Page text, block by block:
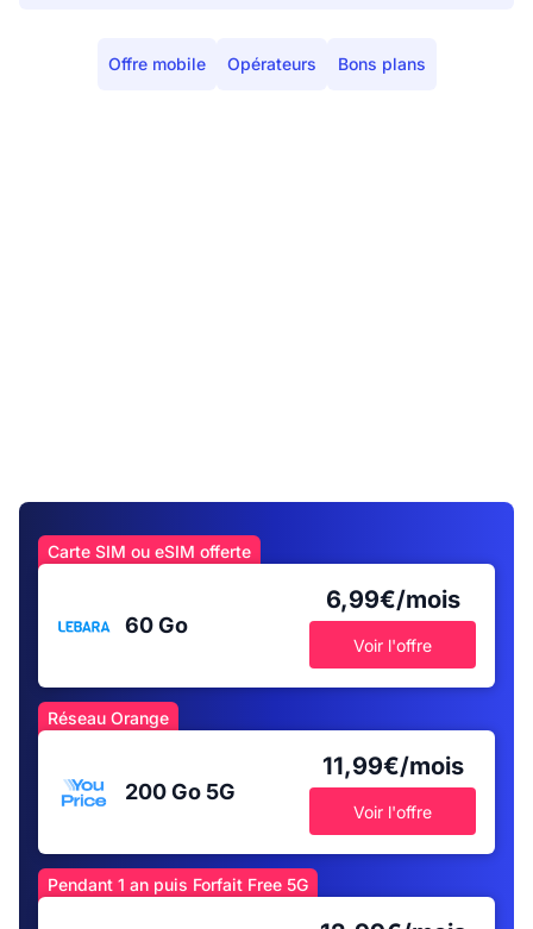
Offre mobile Opérateurs Bons plans
Carte SIM ou eSIM offerte
60 Go
6,99€/mois
Voir l'offre
Réseau Orange
200 Go 5G
11,99€/mois
Voir l'offre
Pendant 1 an puis Forfait Free 5G